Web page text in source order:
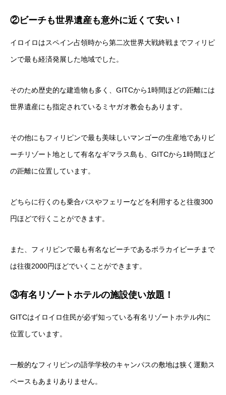
②ビーチも世界遺産も意外に近くて安い！
イロイロはスペイン占領時から第二次世界大戦終戦までフィリピ
ンで最も経済発展した地域でした。
そのため歴史的な建造物も多く、GITCから1時間ほどの距離には
世界遺産にも指定されているミヤガオ教会もあります。
その他にもフィリピンで最も美味しいマンゴーの生産地でありビ
ーチリゾート地として有名なギマラス島も、GITCから1時間ほど
の距離に位置しています。
どちらに行くのも乗合バスやフェリーなどを利用すると往復300
円ほどで行くことができます。
また、フィリピンで最も有名なビーチであるボラカイビーチまで
は往復2000円ほどでいくことができます。
③有名リゾートホテルの施設使い放題！
GITCはイロイロ住民が必ず知っている有名リゾートホテル内に
位置しています。
一般的なフィリピンの語学学校のキャンパスの敷地は狭く運動ス
ペースもあまりありません。